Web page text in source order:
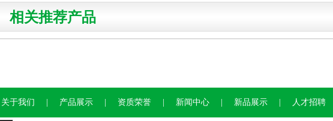
相关推荐产品
关于我们 产品展示 资质荣誉 新闻中心 新品展示 人才招聘